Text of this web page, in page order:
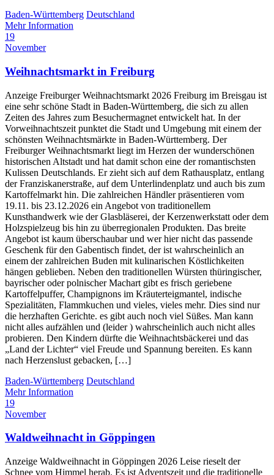
Baden-Württemberg Deutschland
Mehr Information
19
November
Weihnachtsmarkt in Freiburg
Anzeige Freiburger Weihnachtsmarkt 2026 Freiburg im Breisgau ist
eine sehr schöne Stadt in Baden-Württemberg, die sich zu allen
Zeiten des Jahres zum Besuchermagnet entwickelt hat. In der
Vorweihnachtszeit punktet die Stadt und Umgebung mit einem der
schönsten Weihnachtsmärkte in Baden-Württemberg. Der
Freiburger Weihnachtsmarkt liegt im Herzen der wunderschönen
historischen Altstadt und hat damit schon eine der romantischsten
Kulissen Deutschlands. Er zieht sich auf dem Rathausplatz, entlang
der Franziskanerstraße, auf dem Unterlindenplatz und auch bis zum
Kartoffelmarkt hin. Die zahlreichen Händler präsentieren vom
19.11. bis 23.12.2026 ein Angebot von traditionellem
Kunsthandwerk wie der Glasbläserei, der Kerzenwerkstatt oder dem
Holzspielzeug bis hin zu überregionalen Produkten. Das breite
Angebot ist kaum überschaubar und wer hier nicht das passende
Geschenk für den Gabentisch findet, der ist wahrscheinlich an
einem der zahlreichen Buden mit kulinarischen Köstlichkeiten
hängen geblieben. Neben den traditionellen Würsten thüringischer,
bayrischer oder polnischer Machart gibt es frisch geriebene
Kartoffelpuffer, Champignons im Kräuterteigmantel, indische
Spezialitäten, Flammkuchen und vieles, vieles mehr. Dies sind nur
die herzhaften Gerichte. es gibt auch noch viel Süßes. Man kann
nicht alles aufzählen und (leider ) wahrscheinlich auch nicht alles
probieren. Den Kindern dürfte die Weihnachtsbäckerei und das
„Land der Lichter“ viel Freude und Spannung bereiten. Es kann
nach Herzenslust gebacken, […]
Baden-Württemberg Deutschland
Mehr Information
19
November
Waldweihnacht in Göppingen
Anzeige Waldweihnacht in Göppingen 2026 Leise rieselt der
Schnee vom Himmel herab. Es ist Adventszeit und die traditionelle